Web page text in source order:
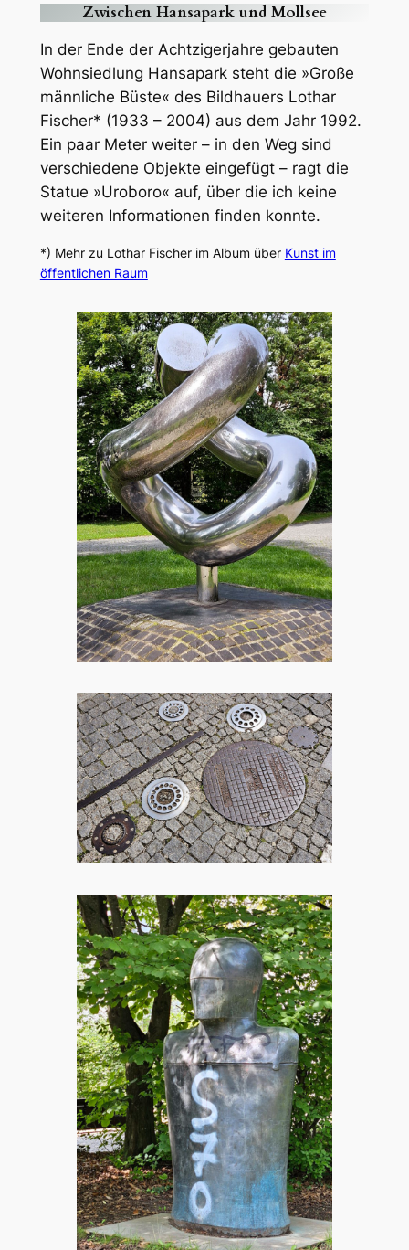
Zwischen Hansapark und Mollsee
In der Ende der Achtzigerjahre gebauten
Wohnsiedlung Hansapark steht die »Große
männliche Büste« des Bildhauers Lothar
Fischer* (1933 – 2004) aus dem Jahr 1992.
Ein paar Meter weiter – in den Weg sind
verschiedene Objekte eingefügt – ragt die
Statue »Uroboro« auf, über die ich keine
weiteren Informationen finden konnte.
*) Mehr zu Lothar Fischer im Album über Kunst im
öffentlichen Raum